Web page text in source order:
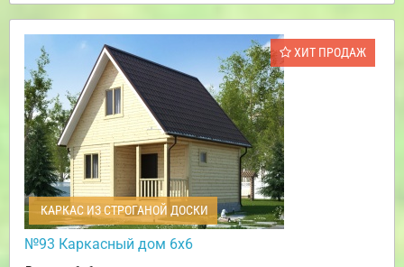
ХИТ ПРОДАЖ
КАРКАС ИЗ СТРОГАНОЙ ДОСКИ
№93 Каркасный дом 6х6